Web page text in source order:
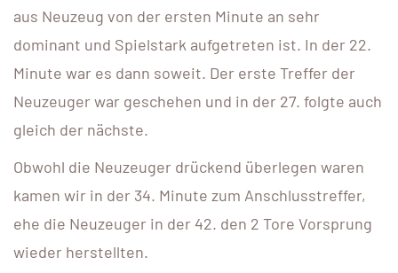
aus Neuzeug von der ersten Minute an sehr
dominant und Spielstark aufgetreten ist. In der 22.
Minute war es dann soweit. Der erste Treffer der
Neuzeuger war geschehen und in der 27. folgte auch
gleich der nächste.
Obwohl die Neuzeuger drückend überlegen waren
kamen wir in der 34. Minute zum Anschlusstreffer,
ehe die Neuzeuger in der 42. den 2 Tore Vorsprung
wieder herstellten.